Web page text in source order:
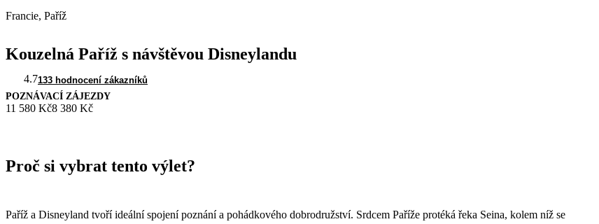
Francie, Paříž
Kouzelná Paříž s návštěvou Disneylandu
4.7133 hodnocení zákazníků
POZNÁVACÍ ZÁJEZDY
11 580 Kč8 380 Kč
Proč si vybrat tento výlet?
Paříž a Disneyland tvoří ideální spojení poznání a pohádkového dobrodružství. Srdcem Paříže protéká řeka Seina, kolem níž se